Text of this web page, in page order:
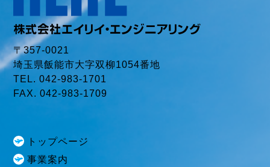
〒357-0021
埼玉県飯能市大字双柳1054番地
TEL. 042-983-1701
FAX. 042-983-1709
トップページ
事業案内